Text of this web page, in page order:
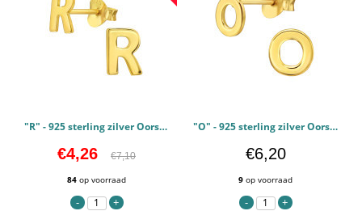
"R" - 925 sterling zilver Oorstekers Egaal PCJW46369
€4,26 €7,10
84 op voorraad
"O" - 925 sterling zilver Oorstekers Egaal PCJW46368
€6,20
9 op voorraad